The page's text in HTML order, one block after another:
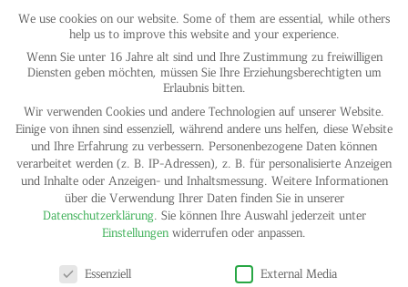
IMPRINT
PRIVACY POLICY
© HELGA MARIA KLOSTERFELDE | ALL RIGHTS RESERVED
We use cookies on our website. Some of them are essential, while others
help us to improve this website and your experience.
Wenn Sie unter 16 Jahre alt sind und Ihre Zustimmung zu freiwilligen
Diensten geben möchten, müssen Sie Ihre Erziehungsberechtigten um
Erlaubnis bitten.
Wir verwenden Cookies und andere Technologien auf unserer Website.
Einige von ihnen sind essenziell, während andere uns helfen, diese Website
und Ihre Erfahrung zu verbessern. Personenbezogene Daten können
verarbeitet werden (z. B. IP-Adressen), z. B. für personalisierte Anzeigen
und Inhalte oder Anzeigen- und Inhaltsmessung. Weitere Informationen
über die Verwendung Ihrer Daten finden Sie in unserer
Datenschutzerklärung. Sie können Ihre Auswahl jederzeit unter
Einstellungen widerrufen oder anpassen.
Essenziell
External Media